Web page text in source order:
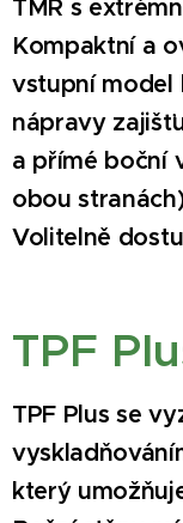
TMR s
Kompaktní a
vstupní model
nápravy
a přímé boční
obou
Volitelně
TPF
TPF Plus se
který